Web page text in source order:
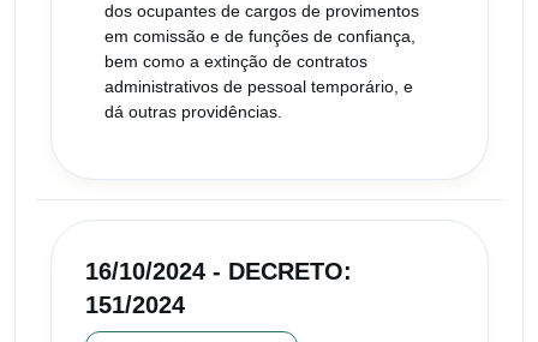
dos ocupantes de cargos de provimentos
em comissão e de funções de confiança,
bem como a extinção de contratos
administrativos de pessoal temporário, e
dá outras providências.
16/10/2024 - DECRETO:
151/2024